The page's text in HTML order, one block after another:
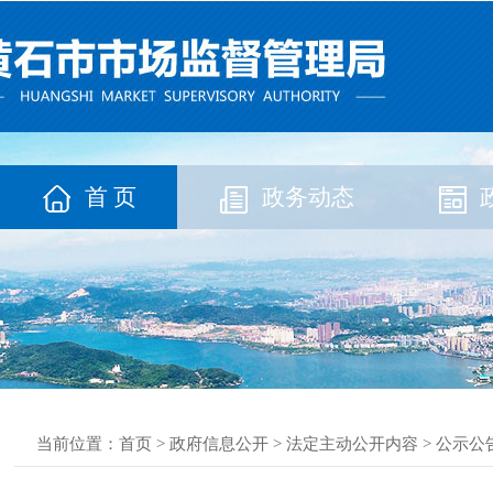
首 页 政务动态
当前位置： 首页 > 政府信息公开 > 法定主动公开内容 > 公示公